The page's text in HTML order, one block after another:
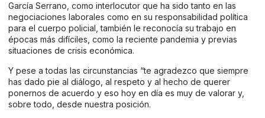
García Serrano, como interlocutor que ha sido tanto en las
negociaciones laborales como en su responsabilidad política
para el cuerpo policial, también le reconocía su trabajo en
épocas más difíciles, como la reciente pandemia y previas
situaciones de crisis económica.
Y pese a todas las circunstancias “te agradezco que siempre
has dado pie al diálogo, al respeto y al hecho de querer
ponernos de acuerdo y eso hoy en día es muy de valorar y,
sobre todo, desde nuestra posición.